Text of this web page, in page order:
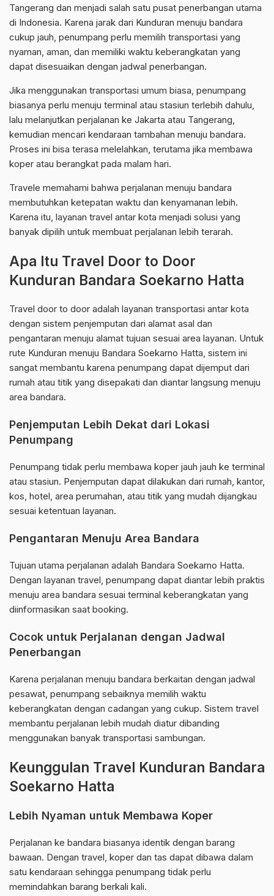
Tangerang dan menjadi salah satu pusat penerbangan utama
di Indonesia. Karena jarak dari Kunduran menuju bandara
cukup jauh, penumpang perlu memilih transportasi yang
nyaman, aman, dan memiliki waktu keberangkatan yang
dapat disesuaikan dengan jadwal penerbangan.
Jika menggunakan transportasi umum biasa, penumpang
biasanya perlu menuju terminal atau stasiun terlebih dahulu,
lalu melanjutkan perjalanan ke Jakarta atau Tangerang,
kemudian mencari kendaraan tambahan menuju bandara.
Proses ini bisa terasa melelahkan, terutama jika membawa
koper atau berangkat pada malam hari.
Travele memahami bahwa perjalanan menuju bandara
membutuhkan ketepatan waktu dan kenyamanan lebih.
Karena itu, layanan travel antar kota menjadi solusi yang
banyak dipilih untuk membuat perjalanan lebih terarah.
Apa Itu Travel Door to Door
Kunduran Bandara Soekarno Hatta
Travel door to door adalah layanan transportasi antar kota
dengan sistem penjemputan dari alamat asal dan
pengantaran menuju alamat tujuan sesuai area layanan. Untuk
rute Kunduran menuju Bandara Soekarno Hatta, sistem ini
sangat membantu karena penumpang dapat dijemput dari
rumah atau titik yang disepakati dan diantar langsung menuju
area bandara.
Penjemputan Lebih Dekat dari Lokasi
Penumpang
Penumpang tidak perlu membawa koper jauh jauh ke terminal
atau stasiun. Penjemputan dapat dilakukan dari rumah, kantor,
kos, hotel, area perumahan, atau titik yang mudah dijangkau
sesuai ketentuan layanan.
Pengantaran Menuju Area Bandara
Tujuan utama perjalanan adalah Bandara Soekarno Hatta.
Dengan layanan travel, penumpang dapat diantar lebih praktis
menuju area bandara sesuai terminal keberangkatan yang
diinformasikan saat booking.
Cocok untuk Perjalanan dengan Jadwal
Penerbangan
Karena perjalanan menuju bandara berkaitan dengan jadwal
pesawat, penumpang sebaiknya memilih waktu
keberangkatan dengan cadangan yang cukup. Sistem travel
membantu perjalanan lebih mudah diatur dibanding
menggunakan banyak transportasi sambungan.
Keunggulan Travel Kunduran Bandara
Soekarno Hatta
Lebih Nyaman untuk Membawa Koper
Perjalanan ke bandara biasanya identik dengan barang
bawaan. Dengan travel, koper dan tas dapat dibawa dalam
satu kendaraan sehingga penumpang tidak perlu
memindahkan barang berkali kali.